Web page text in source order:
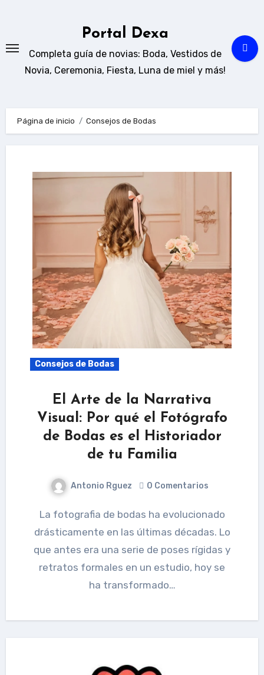
Portal Dexa
Completa guía de novias: Boda, Vestidos de
Novia, Ceremonia, Fiesta, Luna de miel y más!
Página de inicio Consejos de Bodas
Consejos de Bodas
El Arte de la Narrativa
Visual: Por qué el Fotógrafo
de Bodas es el Historiador
de tu Familia
Antonio Rguez 0 Comentarios
La fotografia de bodas ha evolucionado
drásticamente en las últimas décadas. Lo
que antes era una serie de poses rígidas y
retratos formales en un estudio, hoy se
ha transformado…